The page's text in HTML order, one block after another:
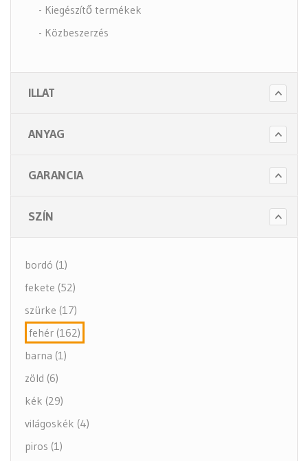
- Kiegészítő termékek
- Közbeszerzés
- Törlő és tisztító papírok
- Intim betét gyűjtők
- Toalett papírok
Kiegészítők (5 alkategória)
ILLAT
ANYAG
GARANCIA
SZÍN
bordó (1)
fekete (52)
szürke (17)
fehér (162)
barna (1)
zöld (6)
kék (29)
világoskék (4)
piros (1)